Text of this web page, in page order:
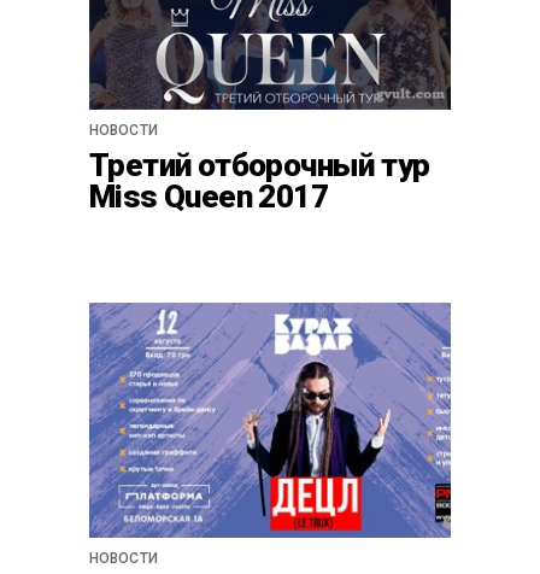
НОВОСТИ
Третий отборочный тур
Miss Queen 2017
НОВОСТИ